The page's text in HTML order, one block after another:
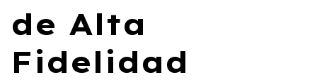
de Alta
Fidelidad